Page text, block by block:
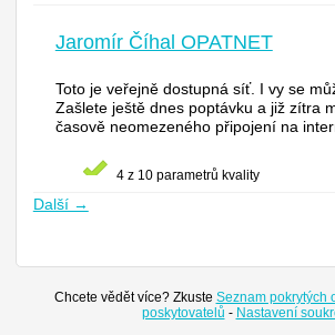
Jaromír Číhal OPATNET
Toto je veřejně dostupná síť. I vy se
Zašlete ještě dnes poptávku a již zítra
časově neomezeného připojení na
4 z 10 parametrů kvality
Další →
Chcete vědět více? Zkuste Seznam pokrytých
poskytovatelů - Nastavení